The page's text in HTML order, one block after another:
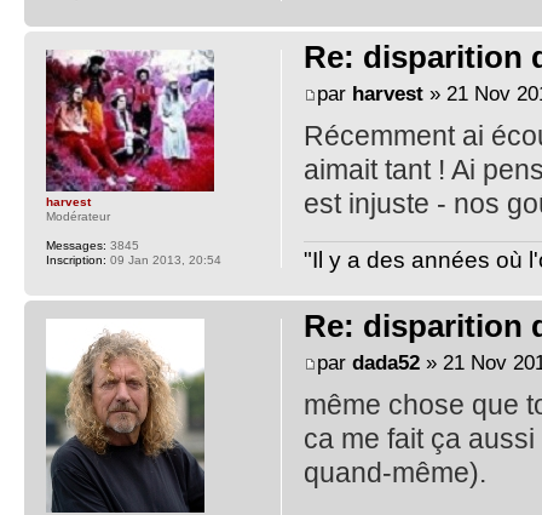
Re: disparition
par harvest» 21 Nov
Récemment ai
aimait tant ! Ai
est injuste - nos
"Il y a des années où
harvest
Modérateur
Messages: 3845
Inscription: 09 Jan 2013, 20:54
Re: disparition
par dada52» 21 Nov
même chose que
ca me fait ça
quand-même).